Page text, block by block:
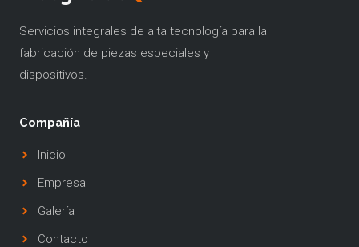
Servicios integrales de alta tecnología para la
fabricación de piezas especiales y
dispositivos.
Compañía
Inicio
Empresa
Galería
Contacto